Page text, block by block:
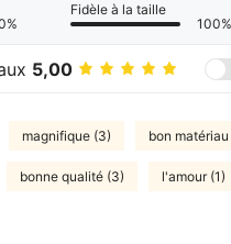
Fidèle à la taille
100%
5,00
magnifique (3) bon
bonne qualité (3) l'amour (1)